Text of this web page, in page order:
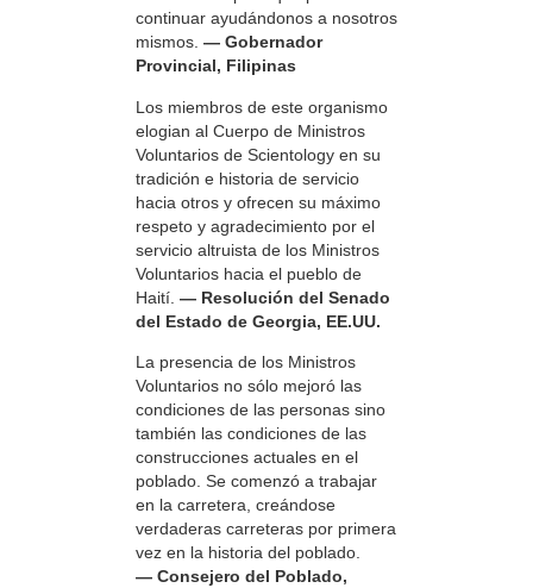
continuar ayudándonos a nosotros
mismos. — Gobernador
Provincial, Filipinas
Los miembros de este organismo
elogian al Cuerpo de Ministros
Voluntarios de Scientology en su
tradición e historia de servicio
hacia otros y ofrecen su máximo
respeto y agradecimiento por el
servicio altruista de los Ministros
Voluntarios hacia el pueblo de
Haití. — Resolución del Senado
del Estado de Georgia, EE.UU.
La presencia de los Ministros
Voluntarios no sólo mejoró las
condiciones de las personas sino
también las condiciones de las
construcciones actuales en el
poblado. Se comenzó a trabajar
en la carretera, creándose
verdaderas carreteras por primera
vez en la historia del poblado.
— Consejero del Poblado,